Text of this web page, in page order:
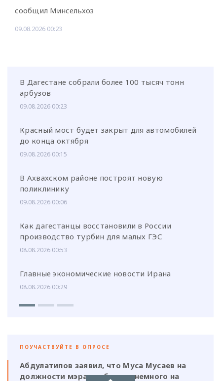
сообщил Минсельхоз
09.08.2026 00:23
В Дагестане собрали более 100 тысяч тонн
арбузов
09.08.2026 00:23
Красный мост будет закрыт для автомобилей
до конца октября
09.08.2026 00:15
В Ахвахском районе построят новую
поликлинику
09.08.2026 00:06
Как дагестанцы восстановили в России
производство турбин для малых ГЭС
08.08.2026 00:53
Главные экономические новости Ирана
08.08.2026 00:29
ПОУЧАСТВУЙТЕ В ОПРОСЕ
Абдулатипов заявил, что Муса Мусаев на
должности мэра «работает немного на